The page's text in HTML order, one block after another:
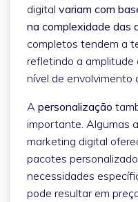
digital variam com
na complexidade das
completos tendem a
refletindo a amplitude
nível de envolvimento
A personalização
importante. Algumas
marketing digital
pacotes
necessidades
pode resultar em